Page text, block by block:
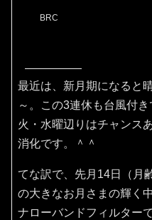
BRC
最近は、新月期になると
～。この3連休も台風付
火・水曜辺りはチャンス
消化です。＾＾
てな訳で、先月14日（月
の大きなお月さまの輝く中
ナローバンドフィルター